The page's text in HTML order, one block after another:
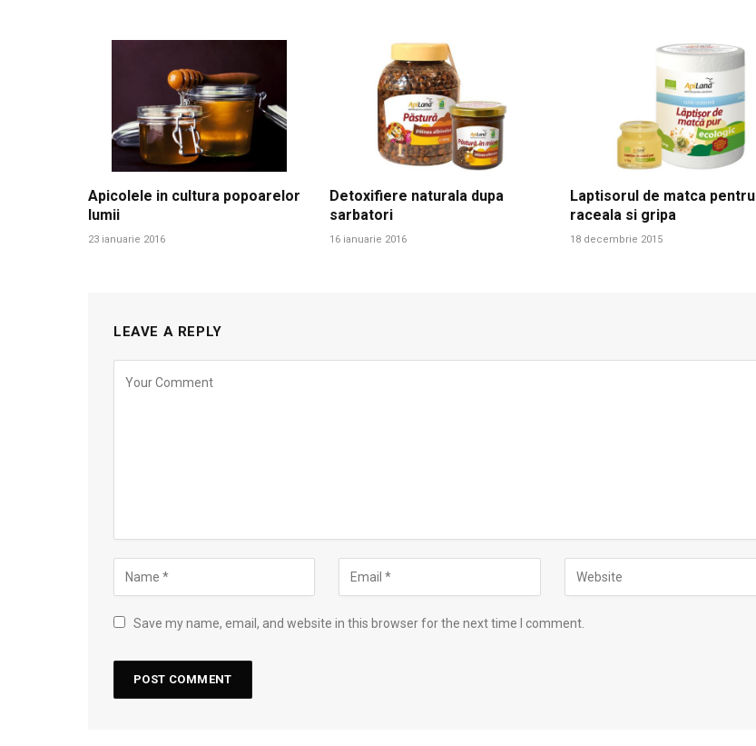
Apicolele in cultura popoarelor
lumii
23 ianuarie 2016
Detoxifiere naturala dupa
sarbatori
16 ianuarie 2016
Laptisorul de matca pentru
raceala si gripa
18 decembrie 2015
LEAVE A REPLY
Save my name, email, and website in this browser for the next time I comment.